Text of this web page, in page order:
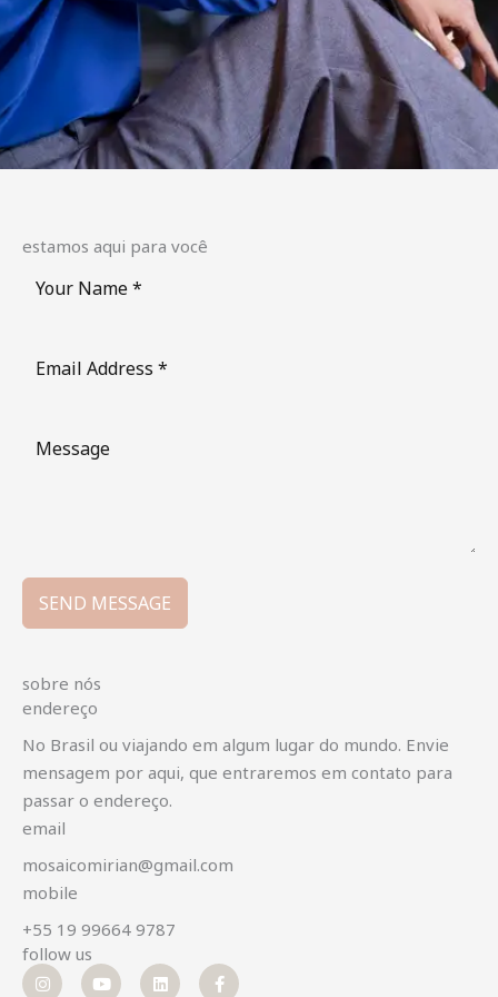
estamos aqui para você
SEND MESSAGE
sobre nós
endereço
No Brasil ou viajando em algum lugar do mundo. Envie
mensagem por aqui, que entraremos em contato para
passar o endereço.
email
mosaicomirian@gmail.com
mobile
+55 19 99664 9787
follow us
I
n
Y
o
L
i
F
a